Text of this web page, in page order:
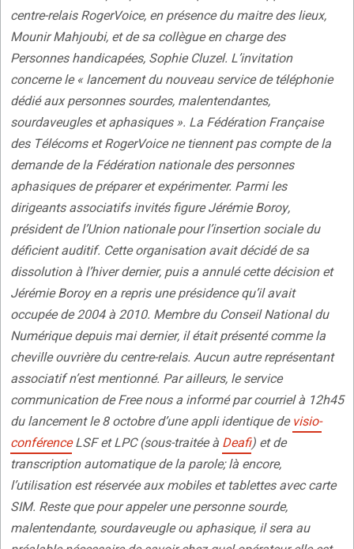
centre-relais RogerVoice, en présence du maitre des lieux,
Mounir Mahjoubi, et de sa collègue en charge des
Personnes handicapées, Sophie Cluzel. L’invitation
concerne le « lancement du nouveau service de téléphonie
dédié aux personnes sourdes, malentendantes,
sourdaveugles et aphasiques ». La Fédération Française
des Télécoms et RogerVoice ne tiennent pas compte de la
demande de la Fédération nationale des personnes
aphasiques de préparer et expérimenter. Parmi les
dirigeants associatifs invités figure Jérémie Boroy,
président de l’Union nationale pour l’insertion sociale du
déficient auditif. Cette organisation avait décidé de sa
dissolution à l’hiver dernier, puis a annulé cette décision et
Jérémie Boroy en a repris une présidence qu’il avait
occupée de 2004 à 2010. Membre du Conseil National du
Numérique depuis mai dernier, il était présenté comme la
cheville ouvrière du centre-relais. Aucun autre représentant
associatif n’est mentionné. Par ailleurs, le service
communication de Free nous a informé par courriel à 12h45
du lancement le 8 octobre d’une appli identique devisio-
conférenceLSF et LPC (sous-traitée à Deafi) et de
transcription automatique de la parole; là encore,
l’utilisation est réservée aux mobiles et tablettes avec carte
SIM. Reste que pour appeler une personne sourde,
malentendante, sourdaveugle ou aphasique, il sera au